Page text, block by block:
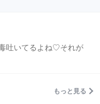
吐いてるよね♡それが
もっと見る